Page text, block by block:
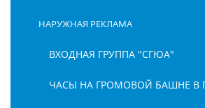
НАРУЖНАЯ РЕКЛАМА
ВХОДНАЯ ГРУППА "СГЮА"
ЧАСЫ НА ГРОМОВОЙ БАШНЕ В